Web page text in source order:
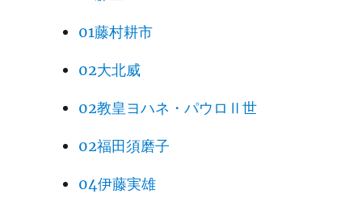
01藤村耕市
02大北威
02教皇ヨハネ・パウロⅡ世
02福田須磨子
04伊藤実雄